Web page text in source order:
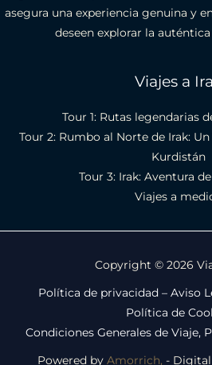
asegura una experiencia genuina y
deseen explorar la
Viajes a
Tour 1: Rutas legendarias
Tour 2​: Rumbo al Norte de Irak:
Kurdistán
Tour 3: Irak: Aventura
Viajes a
Copyright © 2026
Política de privacidad – Aviso
Política de
Condiciones Generales de Viaje,
Powered by Amorrich, -